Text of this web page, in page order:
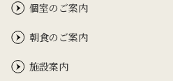
個室のご案内
朝食のご案内
施設案内